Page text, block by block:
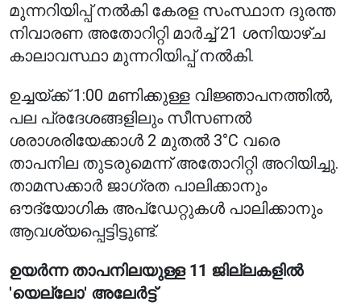
മുന്നറിയിപ്പ് നൽകി കേരള സംസ്ഥാന ദുരന്ത
നിവാരണ അതോറിറ്റി മാർച്ച് 21 ശനിയാഴ്ച
കാലാവസ്ഥാ മുന്നറിയിപ്പ് നൽകി.
ഉച്ചയ്ക്ക് 1:00 മണിക്കുള്ള വിജ്ഞാപനത്തിൽ,
പല പ്രദേശങ്ങളിലും സീസണൽ
ശരാശരിയേക്കാൾ 2 മുതൽ 3°C വരെ
താപനില തുടരുമെന്ന് അതോറിറ്റി അറിയിച്ചു.
താമസക്കാർ ജാഗ്രത പാലിക്കാനും
ഔദ്യോഗിക അപ്‌ഡേറ്റുകൾ പാലിക്കാനും
ആവശ്യപ്പെട്ടിട്ടുണ്ട്.
ഉയർന്ന താപനിലയുള്ള 11 ജില്ലകളിൽ
'യെല്ലോ' അലേർട്ട്